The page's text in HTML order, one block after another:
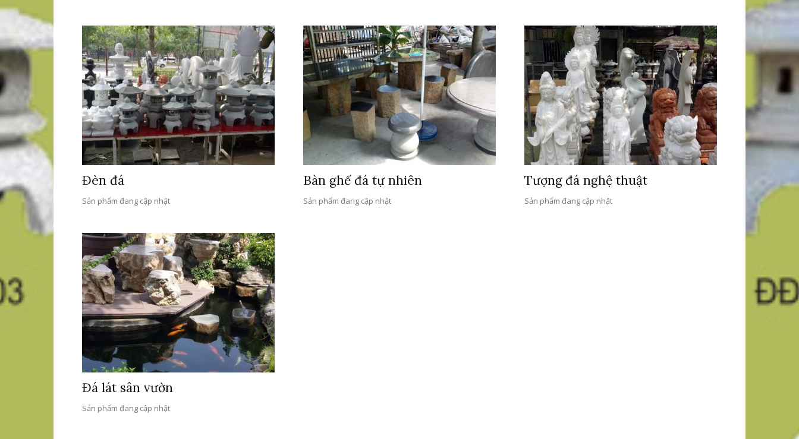
Đèn đá
Sản phẩm đang cập nhật
Bàn ghế đá tự nhiên
Sản phẩm đang cập nhật
Tượng đá nghệ thuật
Sản phẩm đang cập nhật
Đá lát sân vườn
Sản phẩm đang cập nhật